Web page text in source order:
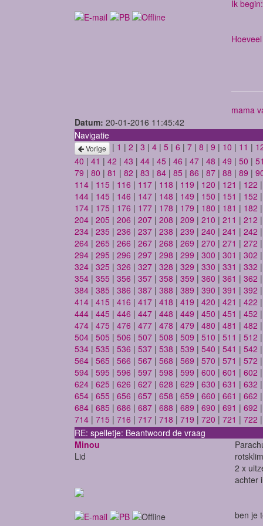
Ik begin:
mama
Datum: 20-01-2016 11:45:42
Navigatie
Vorige | 1 | 2 | 3 | 4 | 5 | 6 | 7 | 8 | 9 | 10 | 11 |
40 | 41 | 42 | 43 | 44 | 45 | 46 | 47 | 48 | 49 | 50 |
79 | 80 | 81 | 82 | 83 | 84 | 85 | 86 | 87 | 88 | 89 |
114 | 115 | 116 | 117 | 118 | 119 | 120 | 121 | 122
144 | 145 | 146 | 147 | 148 | 149 | 150 | 151 | 152
174 | 175 | 176 | 177 | 178 | 179 | 180 | 181 | 182
204 | 205 | 206 | 207 | 208 | 209 | 210 | 211 | 212
234 | 235 | 236 | 237 | 238 | 239 | 240 | 241 | 242
264 | 265 | 266 | 267 | 268 | 269 | 270 | 271 | 272
294 | 295 | 296 | 297 | 298 | 299 | 300 | 301 | 302
324 | 325 | 326 | 327 | 328 | 329 | 330 | 331 | 332
354 | 355 | 356 | 357 | 358 | 359 | 360 | 361 | 362
384 | 385 | 386 | 387 | 388 | 389 | 390 | 391 | 392
414 | 415 | 416 | 417 | 418 | 419 | 420 | 421 | 422
444 | 445 | 446 | 447 | 448 | 449 | 450 | 451 | 452
474 | 475 | 476 | 477 | 478 | 479 | 480 | 481 | 482
504 | 505 | 506 | 507 | 508 | 509 | 510 | 511 | 512
534 | 535 | 536 | 537 | 538 | 539 | 540 | 541 | 542
564 | 565 | 566 | 567 | 568 | 569 | 570 | 571 | 572
594 | 595 | 596 | 597 | 598 | 599 | 600 | 601 | 602
624 | 625 | 626 | 627 | 628 | 629 | 630 | 631 | 632
654 | 655 | 656 | 657 | 658 | 659 | 660 | 661 | 662
684 | 685 | 686 | 687 | 688 | 689 | 690 | 691 | 692
714 | 715 | 716 | 717 | 718 | 719 | 720 | 721 | 722
RE: spelletje: Beantwoord de vraag
Minou
Lid
2 x
achter
ben je